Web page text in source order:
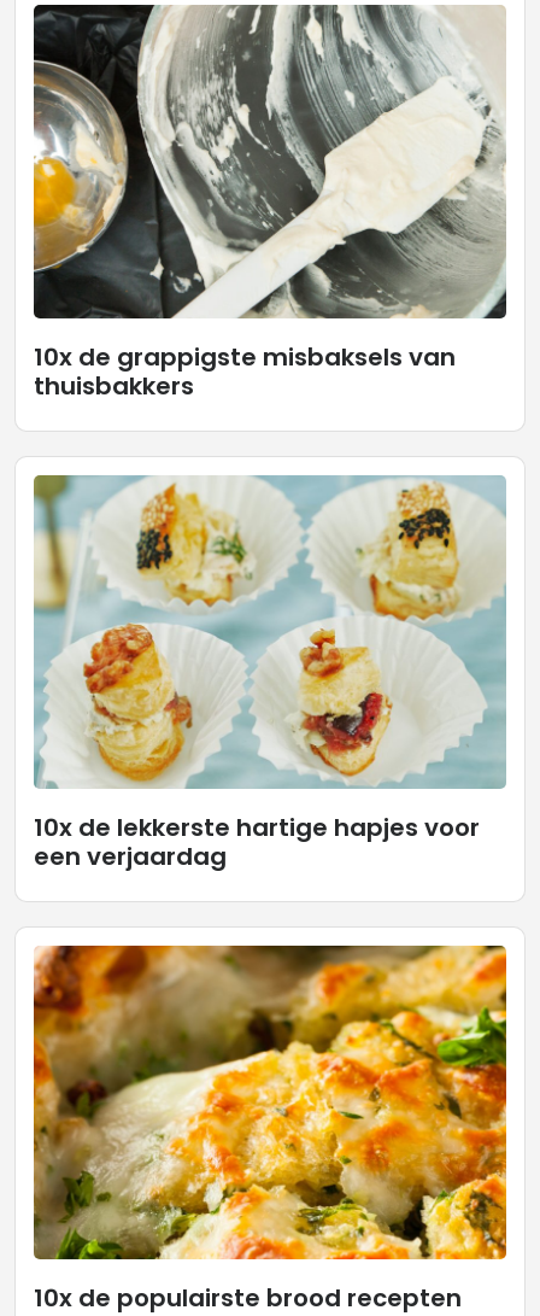
10x de grappigste misbaksels van
thuisbakkers
10x de lekkerste hartige hapjes voor
een verjaardag
10x de populairste brood recepten